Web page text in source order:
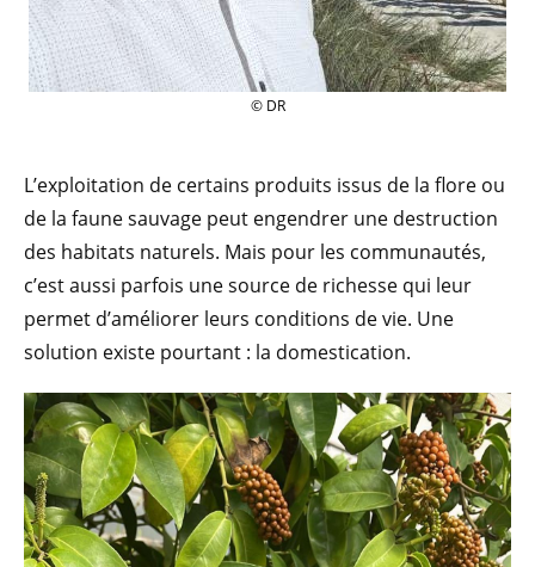
© DR
L’exploitation de certains produits issus de la flore ou
de la faune sauvage peut engendrer une destruction
des habitats naturels. Mais pour les communautés,
c’est aussi parfois une source de richesse qui leur
permet d’améliorer leurs conditions de vie. Une
solution existe pourtant : la domestication.